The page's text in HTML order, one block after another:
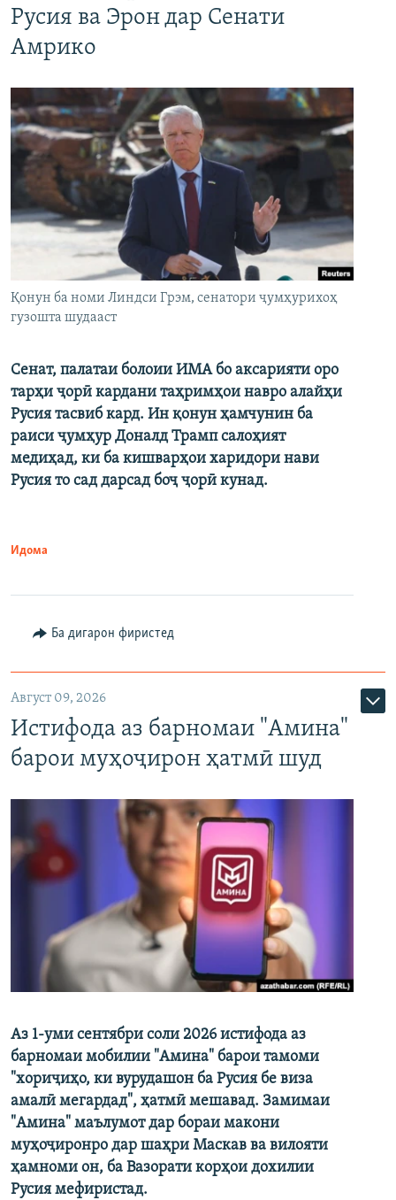
Русия ва Эрон дар Сенати
Амрико
Қонун ба номи Линдси Грэм, сенатори ҷумҳурихоҳ
гузошта шудааст
Сенат, палатаи болоии ИМА бо аксарияти оро
тарҳи ҷорӣ кардани таҳримҳои навро алайҳи
Русия тасвиб кард. Ин қонун ҳамчунин ба
раиси ҷумҳур Доналд Трамп салоҳият
медиҳад, ки ба кишварҳои харидори нави
Русия то сад дарсад боҷ ҷорӣ кунад.
Идома
Ба дигарон фиристед
Август 09, 2026
Истифода аз барномаи "Амина"
барои муҳоҷирон ҳатмӣ шуд
Аз 1-уми сентябри соли 2026 истифода аз
барномаи мобилии "Амина" барои тамоми
"хориҷиҳо, ки вурудашон ба Русия бе виза
амалӣ мегардад", ҳатмӣ мешавад. Замимаи
"Амина" маълумот дар бораи макони
муҳоҷиронро дар шаҳри Маскав ва вилояти
ҳамноми он, ба Вазорати корҳои дохилии
Русия мефиристад.